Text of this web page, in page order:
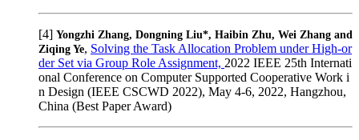
[4] Yongzhi Zhang, Dongning Liu*, Haibin Zhu, Wei Zhang and
Ziqing Ye, Solving the Task Allocation Problem under High-or
der Set via Group Role Assignment, 2022 IEEE 25th Internati
onal Conference on Computer Supported Cooperative Work i
n Design (IEEE CSCWD 2022), May 4-6, 2022, Hangzhou,
China (Best Paper Award)